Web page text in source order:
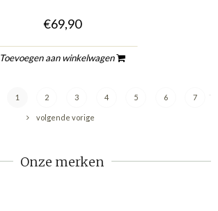
€69,90
Toevoegen aan winkelwagen
1 2 3 4 5 6 7
volgende vorige
Onze merken